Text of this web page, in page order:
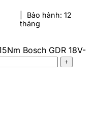
Bảo hành: 12
tháng
Bosch GDR 18V-